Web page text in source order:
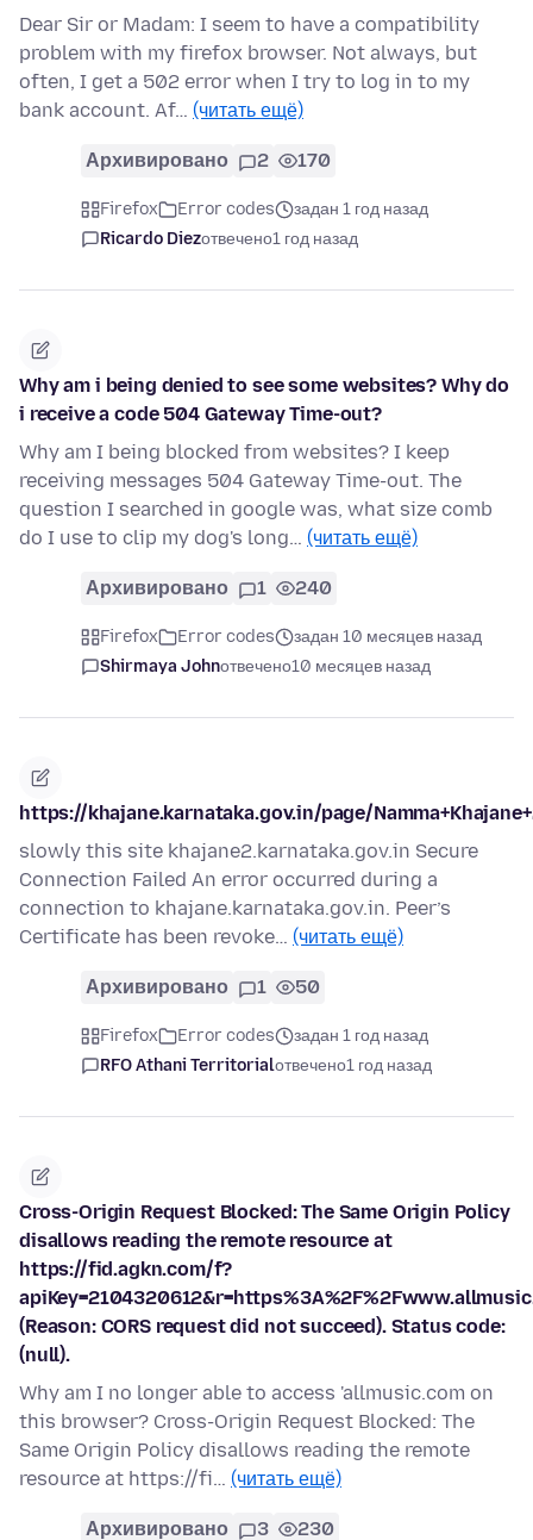
Dear Sir or Madam: I seem to have a compatibility
problem with my firefox browser. Not always, but
often, I get a 502 error when I try to log in to my
bank account. Af… (читать ещё)
Архивировано 2 170
Firefox Error codes
задан 1 год назад
Ricardo Diezотвечено1 год назад
Why am i being denied to see some websites? Why do
i receive a code 504 Gateway Time-out?
Why am I being blocked from websites? I keep
receiving messages 504 Gateway Time-out. The
question I searched in google was, what size comb
do I use to clip my dog's long… (читать ещё)
Архивировано 1 240
Firefox Error codes
задан 10 месяцев назад
Shirmaya Johnотвечено10 месяцев назад
https://khajane.karnataka.gov.in/page/
slowly this site khajane2.karnataka.gov.in Secure
Connection Failed An error occurred during a
connection to khajane.karnataka.gov.in. Peer’s
Certificate has been revoke… (читать ещё)
Архивировано 1 50
Firefox Error codes
задан 1 год назад
RFO Athani Territorialотвечено1 год назад
Cross-Origin Request Blocked: The Same Origin Policy
disallows reading the remote resource at
https://fid.agkn.com/f?
(Reason: CORS request did not succeed). Status code:
(null).
Why am I no longer able to access 'allmusic.com on
this browser? Cross-Origin Request Blocked: The
Same Origin Policy disallows reading the remote
resource at https://fi… (читать ещё)
Архивировано 3 230